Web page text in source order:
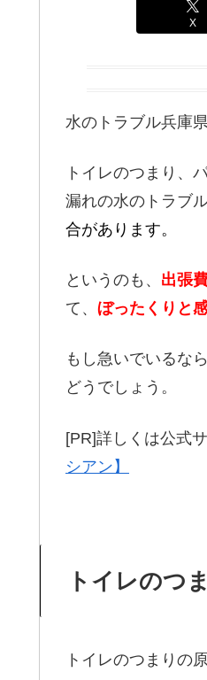
X
水のトラブル兵庫
トイレのつまり、
漏れの水のトラブ
合があります。
というのも、 出張
て、 ぼったくりと
もし急いでいるな
どうでしょう。
[PR]詳しくは公式
シアン】
トイレのつ
トイレのつまりの